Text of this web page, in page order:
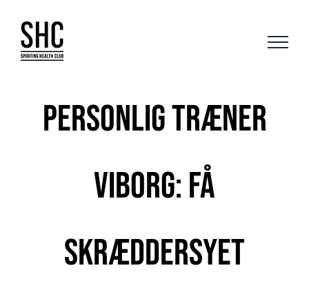
content
Personlig træner
Viborg: Få
skræddersyet